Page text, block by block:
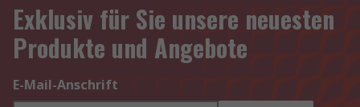
Exklusiv für Sie unsere neuesten
Produkte und Angebote
E-Mail-Anschrift